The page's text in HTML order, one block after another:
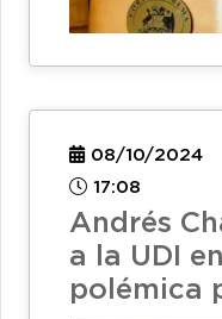
08/10/2024
17:08
Andrés
a la UDI
polémica